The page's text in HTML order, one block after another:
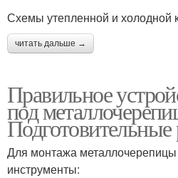
Схемы утепленной и холодной
читать дальше →
Правильное
под
Для монтажа
инструменты: